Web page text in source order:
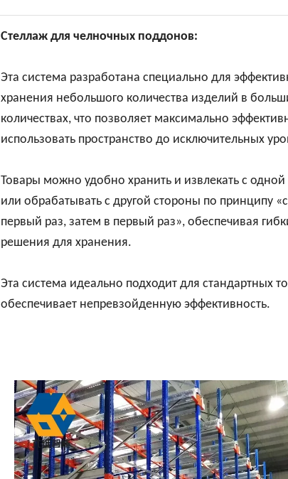
Стеллаж для челночных поддонов:
Эта система разработана специально для
хранения небольшого количества изделий в
количествах, что позволяет максимально
использовать пространство до исключительных
Товары можно удобно хранить и извлекать с
или обрабатывать с другой стороны по принципу
первый раз, затем в первый раз», обеспечивая
решения для хранения.
Эта система идеально подходит для стандартных
обеспечивает непревзойденную эффективность.